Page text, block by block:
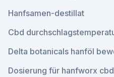
Hanfsamen-destillat
Cbd
Delta botanicals hanföl
Dosierung für hanfworx